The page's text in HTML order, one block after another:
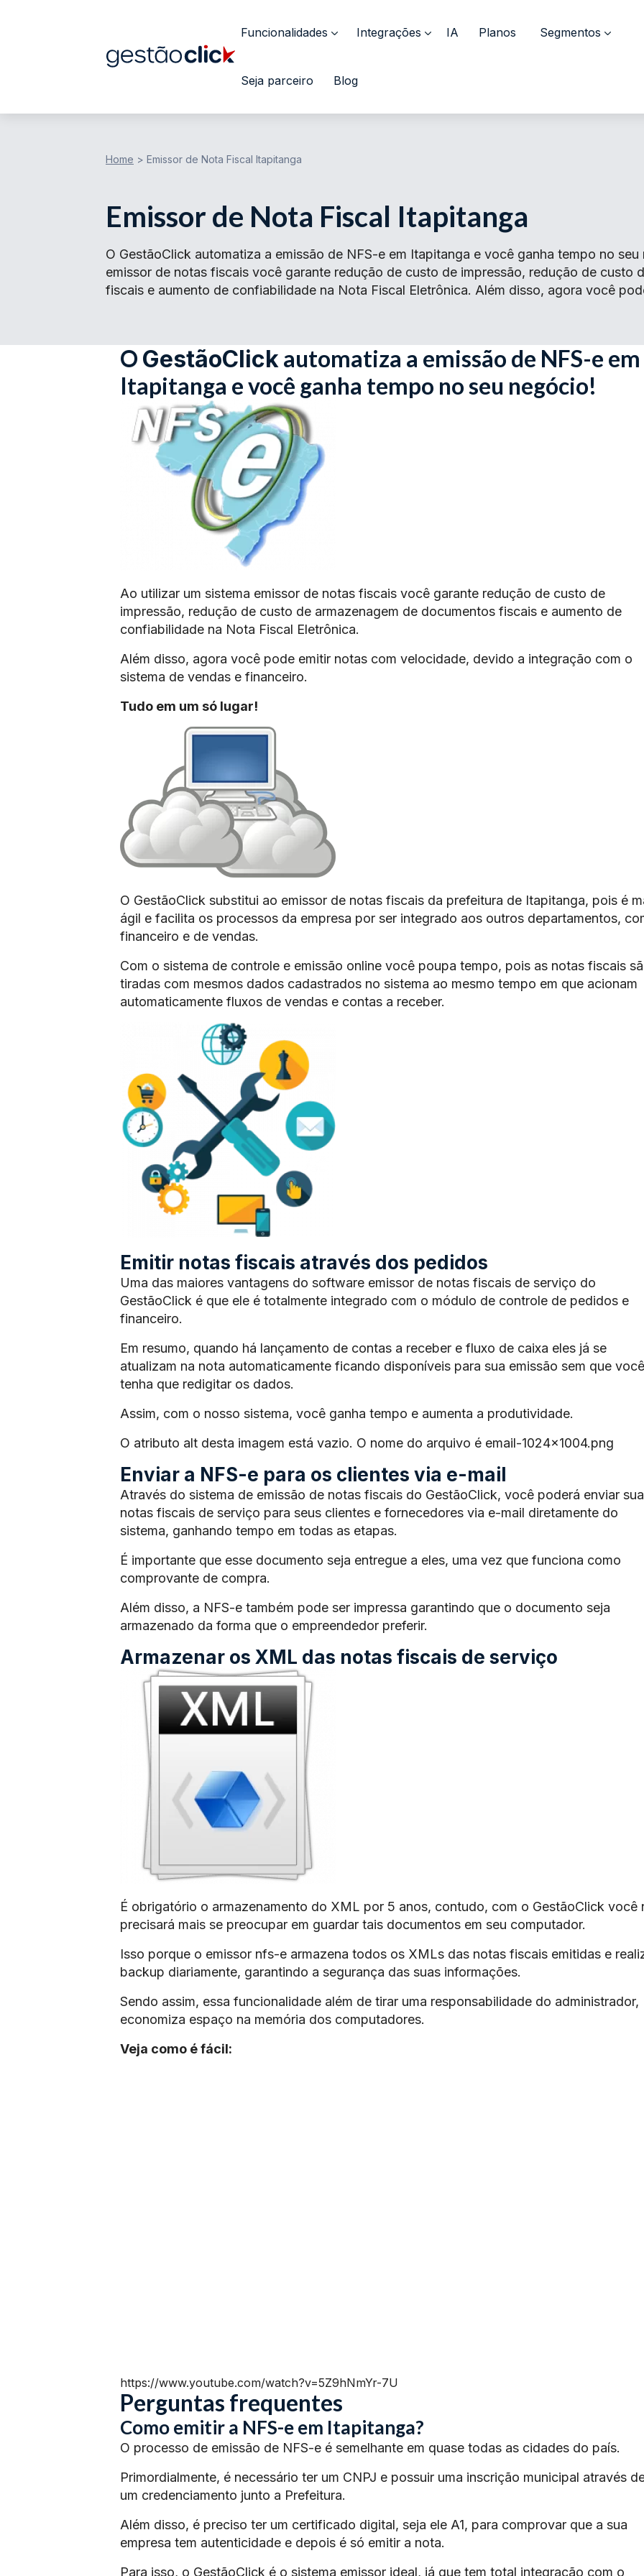
Funcionalidades Integrações IA Planos Segmentos
Seja parceiro Blog
Home > Emissor de Nota Fiscal Itapitanga
Emissor de Nota Fiscal Itapitanga
O GestãoClick automatiza a emissão de NFS-e em Itapitanga e você ganha tempo no
emissor de notas fiscais você garante redução de custo de impressão, redução de custo
fiscais e aumento de confiabilidade na Nota Fiscal Eletrônica. Além disso, agora você
O GestãoClickautomatiza a emissão de NFS-e em
Itapitanga e você ganha tempo no seu negócio!
Ao utilizar um sistema emissor de notas fiscais você garante redução de custo de
impressão, redução de custo de armazenagem de documentos fiscais e aumento de
confiabilidade na Nota Fiscal Eletrônica.
Além disso, agora você pode emitir notas com velocidade, devido a integração com o
sistema de vendas e financeiro.
Tudo em um só lugar!
O GestãoClick substitui ao emissor de notas fiscais da prefeitura de Itapitanga, pois é
ágil e facilita os processos da empresa por ser integrado aos outros departamentos,
financeiro e de vendas.
Com o sistema de controle e emissão online você poupa tempo, pois as notas fiscais
tiradas com mesmos dados cadastrados no sistema ao mesmo tempo em que acionam
automaticamente fluxos de vendas e contas a receber.
Emitir notas fiscais através dos pedidos
Uma das maiores vantagens do software emissor de notas fiscais de serviço do
GestãoClick é que ele é totalmente integrado com o módulo de controle de pedidos e
financeiro.
Em resumo, quando há lançamento de contas a receber e fluxo de caixa eles já se
atualizam na nota automaticamente ficando disponíveis para sua emissão sem que você
tenha que redigitar os dados.
Assim, com o nosso sistema, você ganha tempo e aumenta a produtividade.
O atributo alt desta imagem está vazio. O nome do arquivo é email-1024×1004.png
Enviar a NFS-e para os clientes via e-mail
Através do sistema de emissão de notas fiscais do GestãoClick, você poderá enviar
notas fiscais de serviço para seus clientes e fornecedores via e-mail diretamente do
sistema, ganhando tempo em todas as etapas.
É importante que esse documento seja entregue a eles, uma vez que funciona como
comprovante de compra.
Além disso, a NFS-e também pode ser impressa garantindo que o documento seja
armazenado da forma que o empreendedor preferir.
Armazenar os XML das notas fiscais de serviço
É obrigatório o armazenamento do XML por 5 anos, contudo, com o GestãoClick você
precisará mais se preocupar em guardar tais documentos em seu computador.
Isso porque o emissor nfs-e armazena todos os XMLs das notas fiscais emitidas e
backup diariamente, garantindo a segurança das suas informações.
Sendo assim, essa funcionalidade além de tirar uma responsabilidade do administrador,
economiza espaço na memória dos computadores.
Veja como é fácil:
https://www.youtube.com/watch?v=5Z9hNmYr-7U
Perguntas frequentes
Como emitir a NFS-e em Itapitanga?
O processo de emissão de NFS-e é semelhante em quase todas as cidades do país.
Primordialmente, é necessário ter um CNPJ e possuir uma inscrição municipal através
um credenciamento junto a Prefeitura.
Além disso, é preciso ter um certificado digital, seja ele A1, para comprovar que a sua
empresa tem autenticidade e depois é só emitir a nota.
Para isso, o GestãoClick é o sistema emissor ideal, já que tem total integração com o